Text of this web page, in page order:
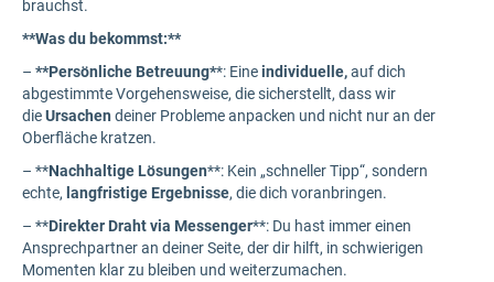
brauchst.
**Was du bekommst:**
– **Persönliche Betreuung**: Eineindividuelle,auf dich
abgestimmte Vorgehensweise, die sicherstellt, dass wir
dieUrsachen deiner Probleme anpacken und nicht nur an der
Oberfläche kratzen.
– **Nachhaltige Lösungen**: Kein „schneller Tipp“, sondern
echte, langfristige Ergebnisse, die dich voranbringen.
– **Direkter Draht via Messenger**: Du hast immer einen
Ansprechpartner an deiner Seite, der dir hilft, in schwierigen
Momenten klar zu bleiben und weiterzumachen.